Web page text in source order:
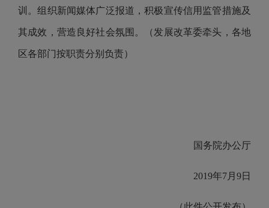
训。组织新闻媒体广泛报道，积极宣传信用监管措施及
其成效，营造良好社会氛围。（发展改革委牵头，各地
区各部门按职责分别负责）
国务院办公厅
2019年7月9日